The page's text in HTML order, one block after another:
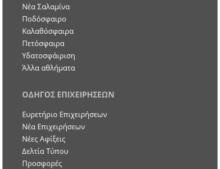
Νέα Σαλαμίνα
Ποδόσφαιρο
Καλαθόσφαιρα
Πετόσφαιρα
Υδατοσφάιριση
Άλλα αθλήματα
ΟΔΗΓΟΣ ΕΠΙΧΕΙΡΗΣΕΩΝ
Ευρετήριο Επιχειρήσεων
Nέα Επιχειρήσεων
Νέες Αφίξεις
Δελτία Τύπου
Προσφορές